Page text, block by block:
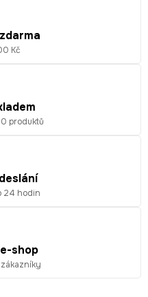
Kč
produktů
24 hodin
shop